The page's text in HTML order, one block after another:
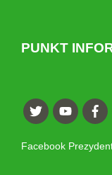
PUNKT
Facebook